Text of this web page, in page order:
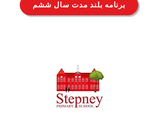
برنامه بلند مدت سال ششم